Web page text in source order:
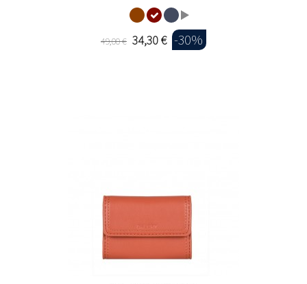
49,00 € 34,30 € -30%